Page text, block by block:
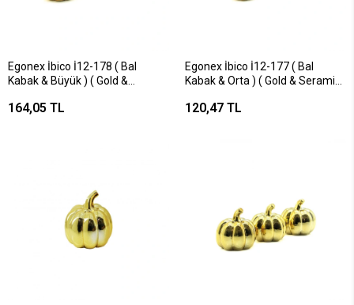
Egonex İbico İ12-178 ( Bal
Kabak & Büyük ) ( Gold &
Eşyası*6x16
164,05 TL
Egonex İbico İ12-177 ( Bal
Kabak & Orta ) ( Gold & Seramik
Eşyası*12x12
120,47 TL